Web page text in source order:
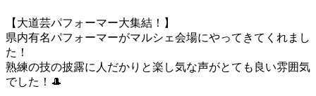
【大道芸パフォーマー大集結！】
県内有名パフォーマーがマルシェ会場にやってきてくれまし
た！
熟練の技の披露に人だかりと楽し気な声がとても良い雰囲気
でした！🎩